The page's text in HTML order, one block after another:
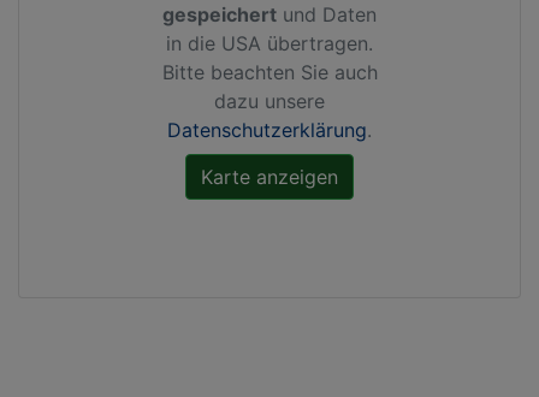
gespeichert und Daten
in die USA übertragen.
Bitte beachten Sie auch
dazu unsere
Datenschutzerklärung.